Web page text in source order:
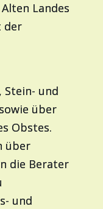
Landes
der
und
über
Obstes.
über
die Berater
und